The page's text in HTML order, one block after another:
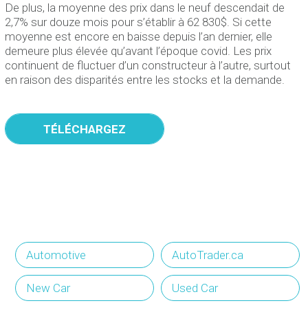
De plus, la moyenne des prix dans le neuf descendait de
2,7% sur douze mois pour s’établir à 62 830$. Si cette
moyenne est encore en baisse depuis l’an dernier, elle
demeure plus élevée qu’avant l’époque covid. Les prix
continuent de fluctuer d’un constructeur à l’autre, surtout
en raison des disparités entre les stocks et la demande.
TÉLÉCHARGEZ
Automotive AutoTrader.ca
New Car Used Car